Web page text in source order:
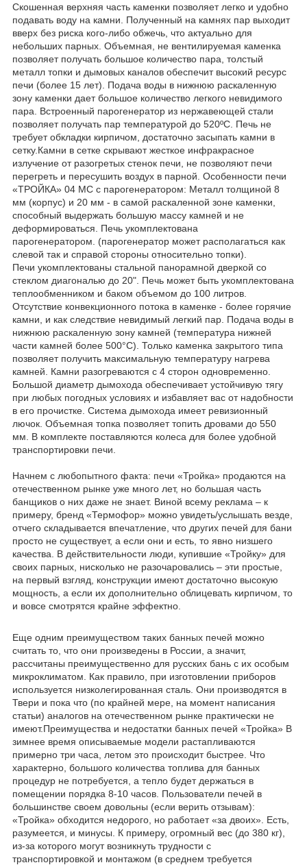
Скошенная верхняя часть каменки позволяет легко и удобно
подавать воду на камни. Полученный на камнях пар выходит
вверх без риска кого-либо обжечь, что актуально для
небольших парных. Объемная, не вентилируемая каменка
позволяет получать большое количество пара, толстый
металл топки и дымовых каналов обеспечит высокий ресурс
печи (более 15 лет). Подача воды в нижнюю раскаленную
зону каменки дает большое количество легкого невидимого
пара. Встроенный парогенератор из нержавеющей стали
позволяет получать пар температурой до 520ºС. Печь не
требует обкладки кирпичом, достаточно засыпать камни в
сетку.Камни в сетке скрывают жесткое инфракрасное
излучение от разогретых стенок печи, не позволяют печи
перегреть и пересушить воздух в парной. Особенности печи
«ТРОЙКА» 04 МС с парогенератором: Металл толщиной 8
мм (корпус) и 20 мм - в самой раскаленной зоне каменки,
способный выдержать большую массу камней и не
деформироваться. Печь укомплектована
парогенератором. (парогенератор может располагаться как
слевой так и справой стороны относительно топки).
Печи укомплектованы стальной панорамной дверкой со
стеклом диагональю до 20". Печь может быть укомплектована
теплообменником и баком объемом до 100 литров.
Отсутствие конвекционного потока в каменке - более горячие
камни, и как следствие невидимый легкий пар. Подача воды в
нижнюю раскаленную зону камней (температура нижней
части камней более 500°С). Только каменка закрытого типа
позволяет получить максимальную температуру нагрева
камней. Камни разогреваются с 4 сторон одновременно.
Большой диаметр дымохода обеспечивает устойчивую тягу
при любых погодных условиях и избавляет вас от надобности
в его прочистке. Система дымохода имеет ревизионный
лючок. Объемная топка позволяет топить дровами до 550
мм. В комплекте поставляются колеса для более удобной
транспортировки печи.
Начнем с любопытного факта: печи «Тройка» продаются на
отечественном рынке уже много лет, но большая часть
банщиков о них даже не знает. Виной всему реклама – к
примеру, бренд «Термофор» можно увидеть/услышать везде,
отчего складывается впечатление, что других печей для бани
просто не существует, а если они и есть, то явно низшего
качества. В действительности люди, купившие «Тройку» для
своих парных, нисколько не разочаровались – эти простые,
на первый взгляд, конструкции имеют достаточно высокую
мощность, а если их дополнительно облицевать кирпичом, то
и вовсе смотрятся крайне эффектно.
Еще одним преимуществом таких банных печей можно
считать то, что они произведены в России, а значит,
рассчитаны преимущественно для русских бань с их особым
микроклиматом. Как правило, при изготовлении приборов
используется низколегированная сталь. Они производятся в
Твери и пока что (по крайней мере, на момент написания
статьи) аналогов на отечественном рынке практически не
имеют.Преимущества и недостатки банных печей «Тройка» В
зимнее время описываемые модели растапливаются
примерно три часа, летом это происходит быстрее. Что
характерно, большого количества топлива для банных
процедур не потребуется, а тепло будет держаться в
помещении порядка 8-10 часов. Пользователи печей в
большинстве своем довольны (если верить отзывам):
«Тройка» обходится недорого, но работает «за двоих». Есть,
разумеется, и минусы. К примеру, огромный вес (до 380 кг),
из-за которого могут возникнуть трудности с
транспортировкой и монтажом (в среднем требуется